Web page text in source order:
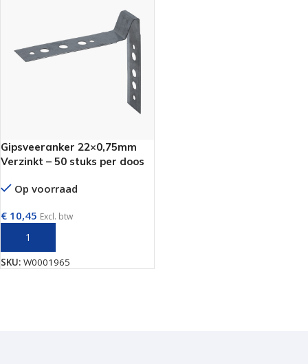
Gipsveeranker 22×0,75mm
Verzinkt – 50 stuks per doos
Op voorraad
€ 10,45 Excl. btw
SKU: W0001965